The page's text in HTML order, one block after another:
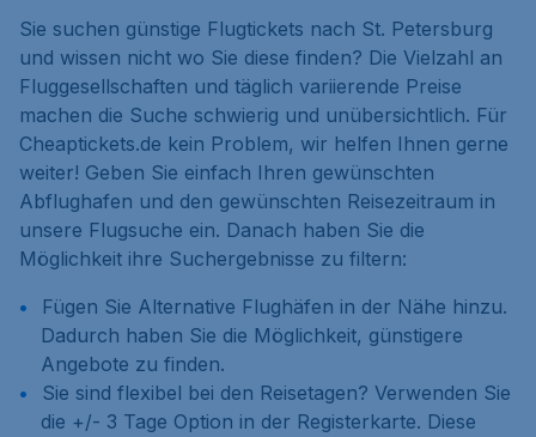
Sie suchen günstige Flugtickets nach St. Petersburg
und wissen nicht wo Sie diese finden? Die Vielzahl an
Fluggesellschaften und täglich variierende Preise
machen die Suche schwierig und unübersichtlich. Für
Cheaptickets.de kein Problem, wir helfen Ihnen gerne
weiter! Geben Sie einfach Ihren gewünschten
Abflughafen und den gewünschten Reisezeitraum in
unsere Flugsuche ein. Danach haben Sie die
Möglichkeit ihre Suchergebnisse zu filtern:
Fügen Sie Alternative Flughäfen in der Nähe hinzu.
Dadurch haben Sie die Möglichkeit, günstigere
Angebote zu finden.
Sie sind flexibel bei den Reisetagen? Verwenden Sie
die +/- 3 Tage Option in der Registerkarte. Diese